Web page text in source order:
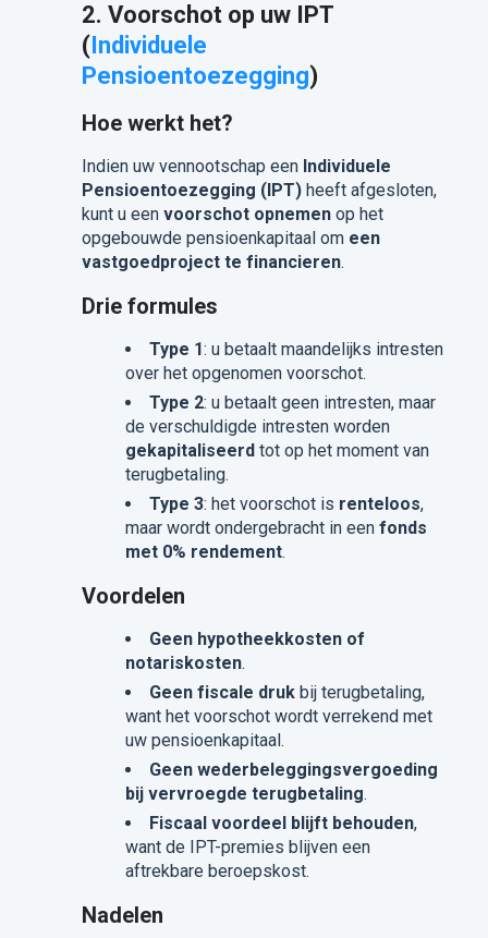
2. Voorschot op uw IPT
(Individuele
Pensioentoezegging)
Hoe werkt het?
Indien uw vennootschap een Individuele
Pensioentoezegging (IPT)heeft afgesloten,
kunt u een voorschot opnemenop het
opgebouwde pensioenkapitaal om een
vastgoedproject te financieren.
Drie formules
Type 1: u betaalt maandelijks intresten
over het opgenomen voorschot.
Type 2: u betaalt geen intresten, maar
de verschuldigde intresten worden
gekapitaliseerdtot op het moment van
terugbetaling.
Type 3: het voorschot is renteloos,
maar wordt ondergebracht in een fonds
met 0% rendement.
Voordelen
Geen hypotheekkosten of
notariskosten.
Geen fiscale drukbij terugbetaling,
want het voorschot wordt verrekend met
uw pensioenkapitaal.
Geen wederbeleggingsvergoeding
bij vervroegde terugbetaling.
Fiscaal voordeel blijft behouden,
want de IPT-premies blijven een
aftrekbare beroepskost.
Nadelen